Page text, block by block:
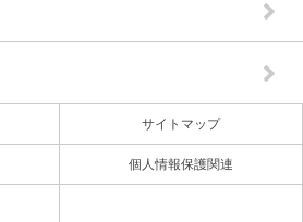
サイトマップ
個人情報保護関連